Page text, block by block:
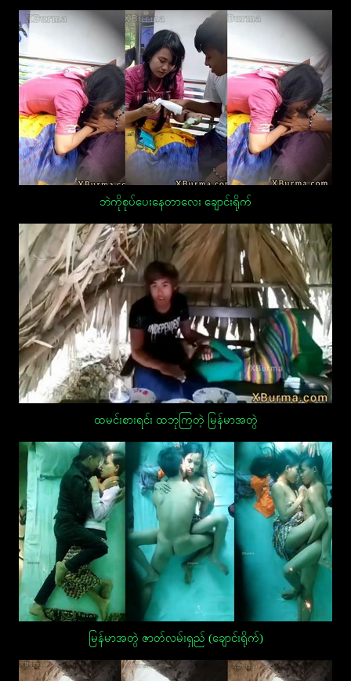
ဘဲကိုစုပ်ပေးနေတာလေး ချောင်းရိုက်
ထမင်းစားရင်း ထဘုကြတဲ့ မြန်မာအတွဲ
မြန်မာအတွဲ ဇာတ်လမ်းရှည် (ချောင်းရိုက်)